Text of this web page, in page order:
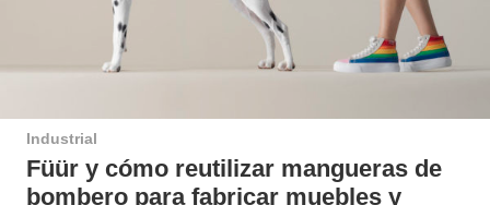
Industrial
Füür y cómo reutilizar mangueras de
bombero para fabricar muebles y